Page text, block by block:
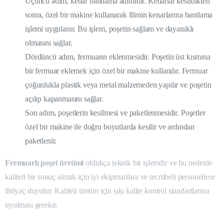
sonra, özel bir makine kullanarak filmin kenarlarına bantlama
işlemi uygulanır. Bu işlem, poşetin sağlam ve dayanıklı
olmasını sağlar.
Dördüncü adım, fermuarın eklenmesidir. Poşetin üst kısmına
bir fermuar eklemek için özel bir makine kullanılır. Fermuar
çoğunlukla plastik veya metal malzemeden yapılır ve poşetin
açılıp kapanmasını sağlar.
Son adım, poşetlerin kesilmesi ve paketlenmesidir. Poşetler
özel bir makine ile doğru boyutlarda kesilir ve ardından
paketlenir.
Fermuarlı poşet üretimi oldukça teknik bir işlemdir ve bu nedenle
kaliteli bir sonuç almak için iyi ekipmanlara ve tecrübeli personellere
ihtiyaç duyulur. Kaliteli üretim için sıkı kalite kontrol standartlarına
uyulması gerekir.